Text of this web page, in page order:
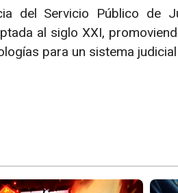
del Servicio Público de
al siglo XXI,
para un sistema